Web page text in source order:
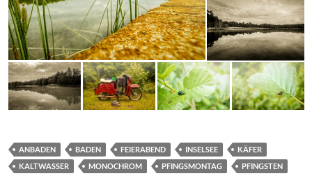
ANBADEN BADEN FEIERABEND INSELSEE
KÄFER
KALTWASSER
MONOCHROM PFINGSMONTAG
PFINGSTEN